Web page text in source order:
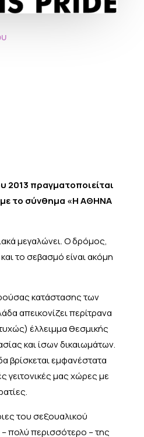
2013 πραγματοποιείται
με το σύνθημα «Η ΑΘΗΝΑ
μεγαλώνει. Ο δρόμος,
το σεβασμό είναι ακόμη
κατάστασης των
απεικονίζει περίτρανα
έλλειμμα θεσμικής
και ίσων δικαιωμάτων.
βρίσκεται εμφανέστατα
γειτονικές μας χώρες με
του σεξουαλικού
πολύ περισσότερο – της